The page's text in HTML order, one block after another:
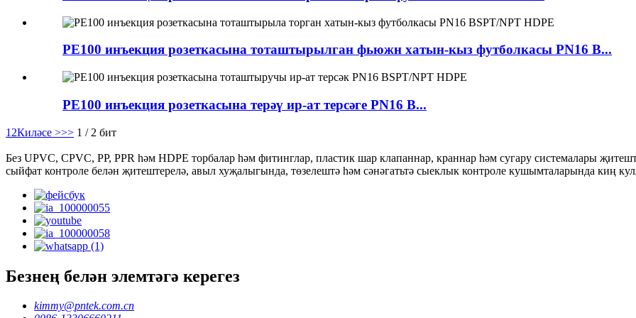
PE100 инъекция розеткасына тоташтырылган фьюжн хатын-кыз футболкасы PN16 B...
PE100 инъекция розеткасына терәү ир-ат терсәге PN16 B...
1 2Киләсе >>> 1 / 2 бит
Без UPVC, CPVC, PP, PPR һәм HDPE торбалар һәм фитинглар, пластик шар клапаннар, краннар һәм сугару системалары
сыйфат контроле белән җитештерелә, авыл хуҗалыгында, төзелештә һәм сәнәгатьтә сыеклык контроле кушымталарында киң
Безнең белән элемтәгә керегез
kimmy@pntek.com.cn